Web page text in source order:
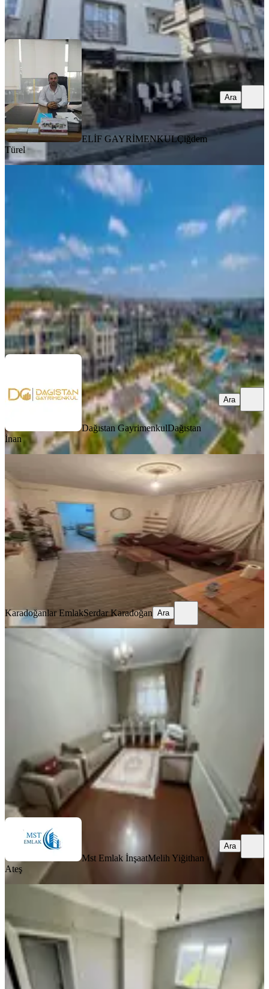
Ara
ELİF GAYRİMENKULÇiğdem
Türel
Ara
Seba Göktürkte Keyifli Geniş Teraslı
Kdv Avantajlı 5,5+1
Eyüpsultan, Göktürk Merkez Mahallesi
5+1
355 m²· 05.08.2026
240.000 ₺
Dağıstan Gayrimenkul Dağıstan İnan
Ara
Dağıstan GayrimenkulDağıstan
İnan
Ara
Metroya Yakın Eşyalı Daire
Eyüpsultan, İslambey Mahallesi
70 m²·Yüksek giriş 04.08.2026
35.000 ₺
Karadoğanlar Emlak Serdar Karadoğan
Karadoğanlar EmlakSerdar Karadoğan Ara
Eyüp Akşemsettin Mah Derin Sok
Kiralık 2+1 Büyük Daire
Eyüpsultan, Akşemsettin Mahallesi
03.08.2026
40.000 ₺
Mst Emlak İnşaatMelih Yiğithan Ateş
Mst Emlak İnşaatMelih Yiğithan
Ateş
Ara
Eyüp Akşamsettın'de Kıralık 3 + 1
Eyüpsultan, Akşemsettin Mahallesi
03.08.2026